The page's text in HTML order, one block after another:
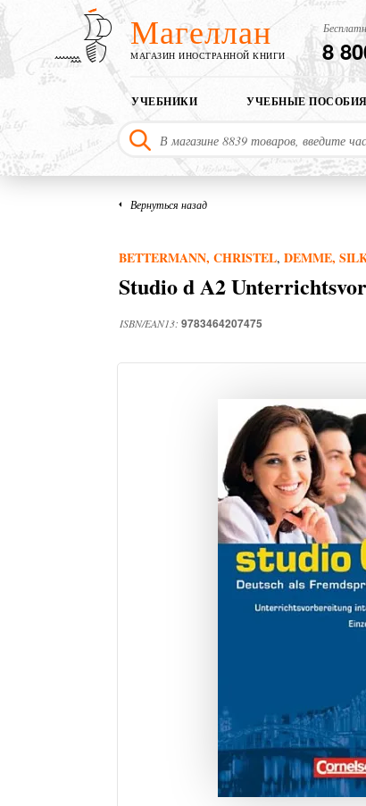
Магеллан
МАГАЗИН ИНОСТРАННОЙ КНИГИ 8
УЧЕБНИКИ УЧЕБНЫЕ ПОСОБИЯ
Вернуться назад
BETTERMANN, CHRISTEL, DEMME,
Studio d A2
ISBN/EAN13: 9783464207475